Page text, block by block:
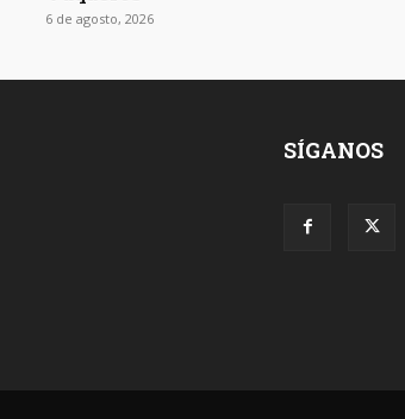
6 de agosto, 2026
SÍGANOS